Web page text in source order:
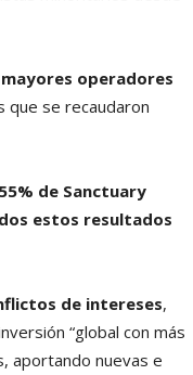
operadores
que se recaudaron
de Sanctuary
estos resultados
de intereses,
“global con más
aportando nuevas e